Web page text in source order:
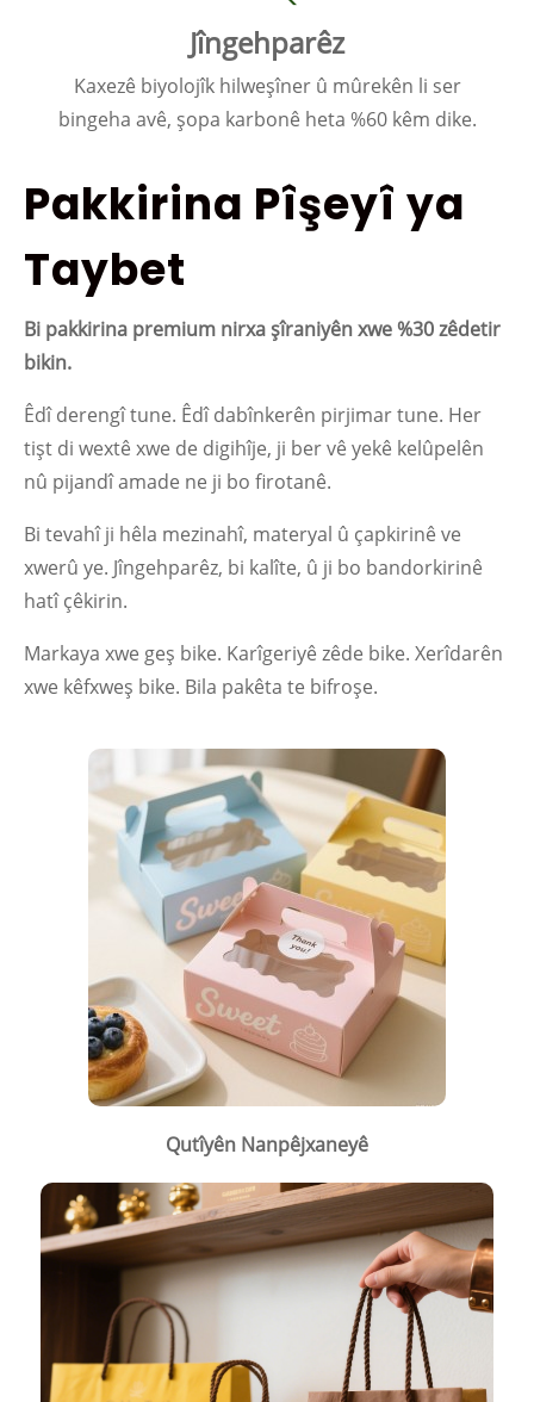
Jîngehparêz
Kaxezê biyolojîk hilweşîner û mûrekên li ser
bingeha avê, şopa karbonê heta %60 kêm dike.
Pakkirina Pîşeyî ya
Taybet
Bi pakkirina premium nirxa şîraniyên xwe %30 zêdetir
bikin.
Êdî derengî tune. Êdî dabînkerên pirjimar tune. Her
tişt di wextê xwe de digihîje, ji ber vê yekê kelûpelên
nû pijandî amade ne ji bo firotanê.
Bi tevahî ji hêla mezinahî, materyal û çapkirinê ve
xwerû ye. Jîngehparêz, bi kalîte, û ji bo bandorkirinê
hatî çêkirin.
Markaya xwe geş bike. Karîgeriyê zêde bike. Xerîdarên
xwe kêfxweş bike. Bila pakêta te bifroşe.
Qutîyên Nanpêjxaneyê